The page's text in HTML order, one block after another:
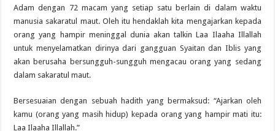
Adam dengan 72 macam yang setiap satu berlain di dalam waktu
manusia sakaratul maut. Oleh itu hendaklah kita mengajarkan kepada
orang yang hampir meninggal dunia akan talkin Laa Ilaaha Illallah
untuk menyelamatkan dirinya dari gangguan Syaitan dan Iblis yang
akan berusaha bersungguh-sungguh mengacau orang yang sedang
dalam sakaratul maut.
Bersesuaian dengan sebuah hadith yang bermaksud: “Ajarkan oleh
kamu (orang yang masih hidup) kepada orang yang hampir mati itu:
Laa Ilaaha Illallah.”